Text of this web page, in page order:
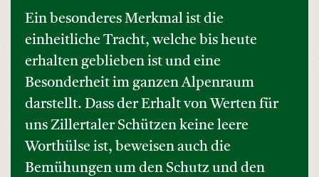
Ein besonderes Merkmal ist die
einheitliche Tracht, welche bis heute
erhalten geblieben ist und eine
Besonderheit im ganzen Alpenraum
darstellt. Dass der Erhalt von Werten für
uns Zillertaler Schützen keine leere
Worthülse ist, beweisen auch die
Bemühungen um den Schutz und den